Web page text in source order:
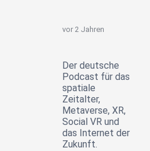
vor 2 Jahren
Der deutsche
Podcast für das
spatiale
Zeitalter,
Metaverse, XR,
Social VR und
das Internet der
Zukunft.